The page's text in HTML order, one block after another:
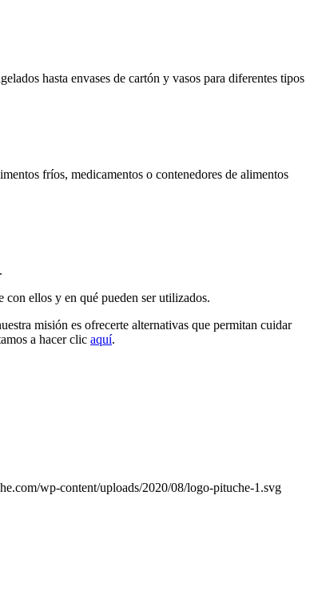
hasta envases de cartón y vasos para diferentes tipos
fríos, medicamentos o contenedores de alimentos
con ellos y en qué pueden ser utilizados.
misión es ofrecerte alternativas que permitan cuidar
a hacer clic aquí.
wp-content/uploads/2020/08/logo-pituche-1.svg